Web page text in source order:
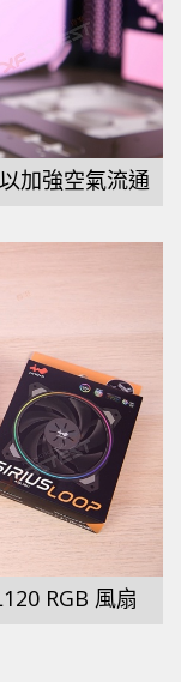
加強空氣流通
RGB 風扇